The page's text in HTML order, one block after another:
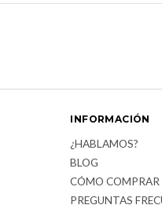
INFORMACIÓN
¿HABLAMOS?
BLOG
CÓMO COMPRAR
PREGUNTAS